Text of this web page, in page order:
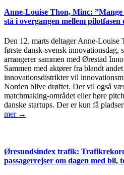
Anne-Louise Thon, Minc:
stå i overgangen mellem pilotfasen
Den 12. marts deltager Anne-
første dansk-svensk innovationsdag,
arrangerer sammen med Ørestad
Sammen med aktører fra blandt
innovationsdistrikter vil
Norden blive drøftet. Der vil også
matchmaking-området eller høre
danske startups. Der er kun få
mer →
Øresundsindex trafik:
passagerrejser om dagen med bil,